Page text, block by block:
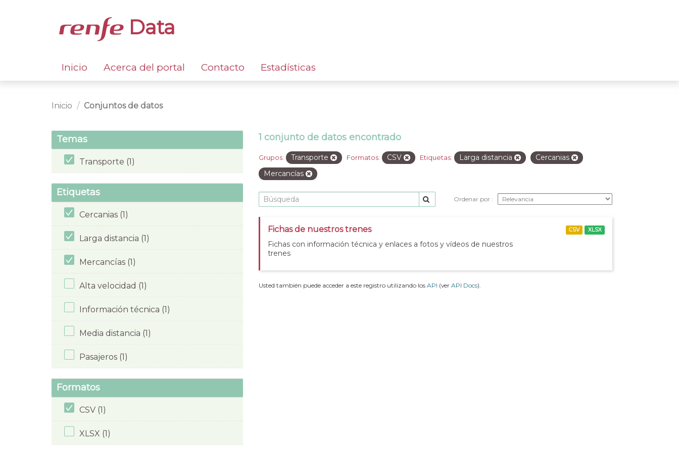
Data
Inicio Acerca del portal Contacto Estadísticas
Inicio Conjuntos de datos
Temas
Transporte (1)
Etiquetas
Cercanias (1)
Larga distancia (1)
Mercancías (1)
Alta velocidad (1)
Información técnica (1)
Media distancia (1)
Pasajeros (1)
Formatos
CSV (1)
XLSX (1)
1 conjunto de datos encontrado
Grupos: Transporte Formatos: CSV Etiquetas: Larga distancia
Cercanias
Mercancías
Ordenar por
Fichas de nuestros trenes
Fichas con información técnica y enlaces a fotos y vídeos de nuestros
trenes
CSV XLSX
Usted también puede acceder a este registro utilizando los API (ver API Docs).